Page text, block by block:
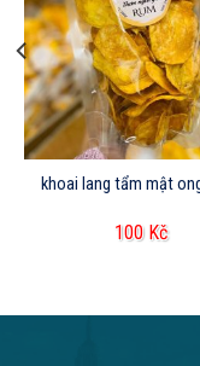
khoai lang tẩm mật
100 Kč